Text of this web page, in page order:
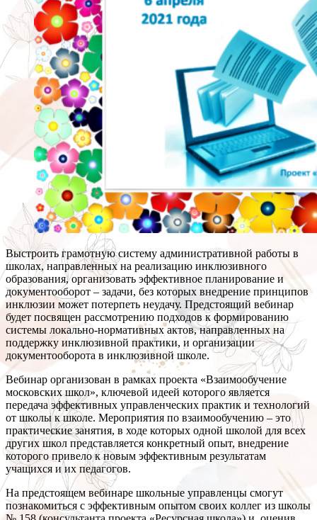
Выстроить грамотную систему административной работы в
школах, направленных на реализацию инклюзивного
образования, организовать эффективное планирование и
документооборот – задачи, без которых внедрение принципов
инклюзии может потерпеть неудачу. Предстоящий вебинар
будет посвящен рассмотрению подходов к формированию
системы локально-нормативных актов, направленных на
поддержку инклюзивной практики, и организации
документооборота в инклюзивной школе.
Вебинар организован в рамках проекта «Взаимообучение
московских школ», ключевой идеей которого является
передача эффективных управленческих практик и технологий
от школы к школе. Мероприятия по взаимообучению – это
практические занятия, в ходе которых одной школой для всех
других школ представляется конкретный опыт, внедрение
которого привело к новым эффективным результатам
учащихся и их педагогов.
На предстоящем вебинаре школьные управленцы смогут
познакомиться с эффективным опытом своих коллег из школы